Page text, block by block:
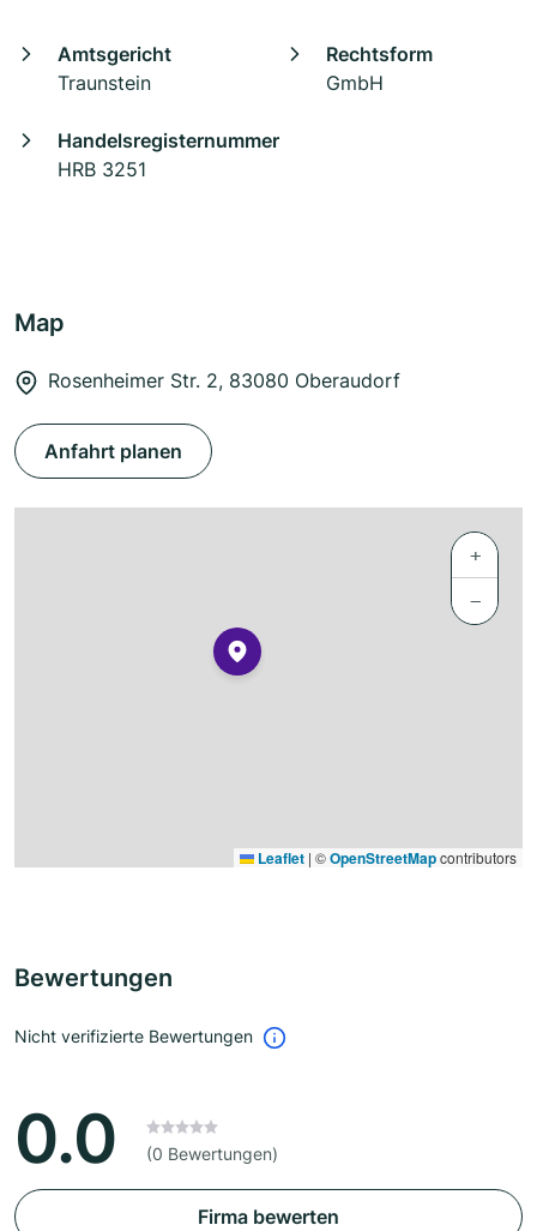
Amtsgericht
Traunstein
Rechtsform
GmbH
Handelsregisternummer
HRB 3251
Map
Rosenheimer Str. 2, 83080 Oberaudorf
Anfahrt planen
+
−
Leaflet | ©OpenStreetMapcontributors
Bewertungen
Nicht verifizierte Bewertungen
0.0 (0 Bewertungen)
Firma bewerten